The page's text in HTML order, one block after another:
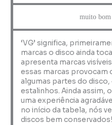
muito
‘VG’ significa,
marcas o disco ainda
apresenta marcas
essas marcas provocam
algumas partes do disco,
estalinhos. Ainda assim,
uma experiência
no início da tabela, nós
discos bem conservados!